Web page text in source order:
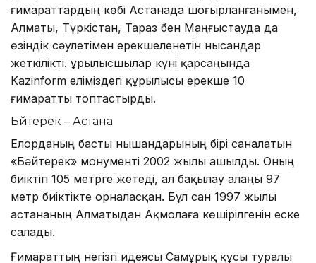
ғимараттардың көбі Астанада шоғырланғанымен,
Алматы, Түркістан, Тараз бен Маңғыстауда да
өзіндік сәулетімен ерекшеленетін нысандар
жеткілікті. Құрылысшылар күні қарсаңында
Kazinform еліміздегі құрылысы ерекше 10
ғимаратты топтастырды.
Бәйтерек – Астана
Елорданың басты нышандарының бірі саналатын
«Бәйтерек» монументі 2002 жылы ашылды. Оның
биіктігі 105 метрге жетеді, ал бақылау алаңы 97
метр биіктікте орналасқан. Бұл сан 1997 жылы
астананың Алматыдан Ақмолаға көшірілгенін еске
салады.
Ғимараттың негізгі идеясы Самұрық құсы туралы